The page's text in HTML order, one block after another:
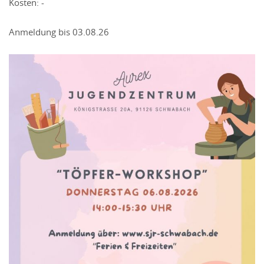
Kosten: -
Anmeldung bis 03.08.26